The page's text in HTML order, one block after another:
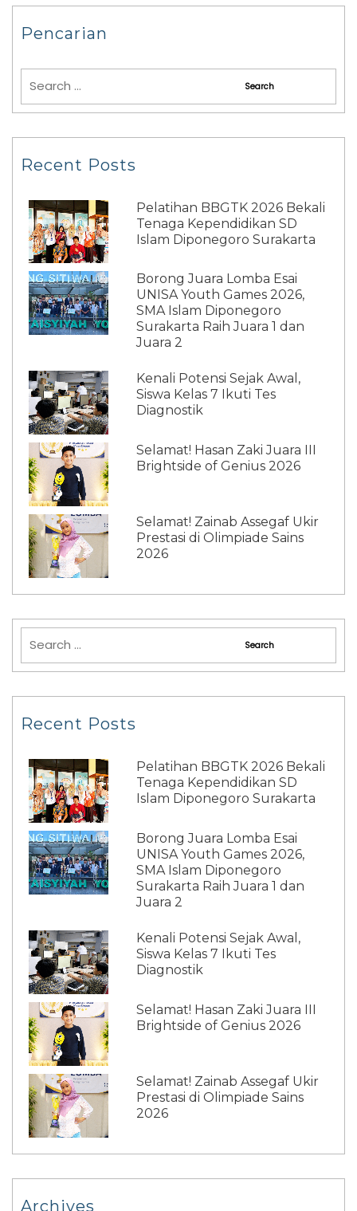
Pencarian
Recent Posts
Pelatihan BBGTK 2026 Bekali
Tenaga Kependidikan SD
Islam Diponegoro Surakarta
Borong Juara Lomba Esai
UNISA Youth Games 2026,
SMA Islam Diponegoro
Surakarta Raih Juara 1 dan
Juara 2
Kenali Potensi Sejak Awal,
Siswa Kelas 7 Ikuti Tes
Diagnostik
Selamat! Hasan Zaki Juara III
Brightside of Genius 2026
Selamat! Zainab Assegaf Ukir
Prestasi di Olimpiade Sains
2026
Recent Posts
Pelatihan BBGTK 2026 Bekali
Tenaga Kependidikan SD
Islam Diponegoro Surakarta
Borong Juara Lomba Esai
UNISA Youth Games 2026,
SMA Islam Diponegoro
Surakarta Raih Juara 1 dan
Juara 2
Kenali Potensi Sejak Awal,
Siswa Kelas 7 Ikuti Tes
Diagnostik
Selamat! Hasan Zaki Juara III
Brightside of Genius 2026
Selamat! Zainab Assegaf Ukir
Prestasi di Olimpiade Sains
2026
Archives